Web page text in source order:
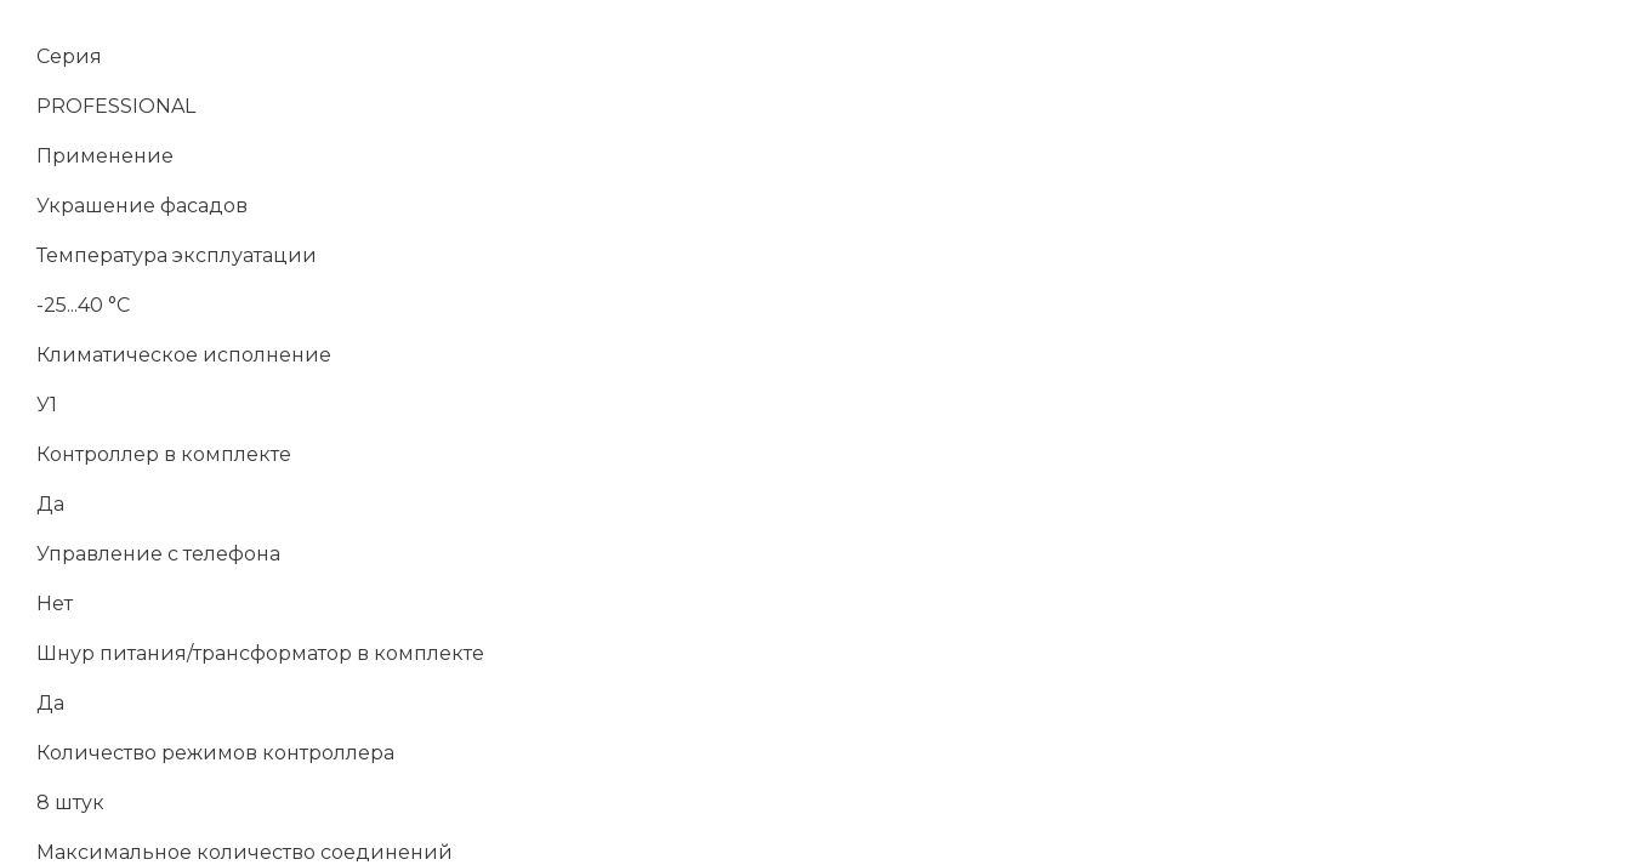
Серия
PROFESSIONAL
Применение
Украшение фасадов
Температура эксплуатации
-25...40 °C
Климатическое исполнение
У1
Контроллер в комплекте
Да
Управление с телефона
Нет
Шнур питания/трансформатор в комплекте
Да
Количество режимов контроллера
8 штук
Максимальное количество соединений